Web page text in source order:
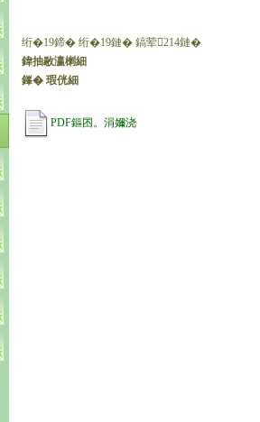
绗�19鍗� 绗�19鏈� 鎬荤214鏈�
鍏抽敭瀛楋細
鎽� 瑕侊細
PDF鏂囨。涓嬭浇